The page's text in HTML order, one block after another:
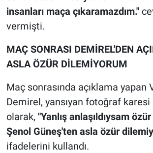
insanları maça çıkaramazdım."
vermişti.
MAÇ SONRASI DEMİREL'DEN
ASLA ÖZÜR DİLEMİYORUM
Maç sonrasında açıklama yapan
Demirel, yansıyan fotoğraf
olarak, "Yanlış anlaşıldıysam
Şenol Güneş'ten asla özür
ifadelerini kullandı.